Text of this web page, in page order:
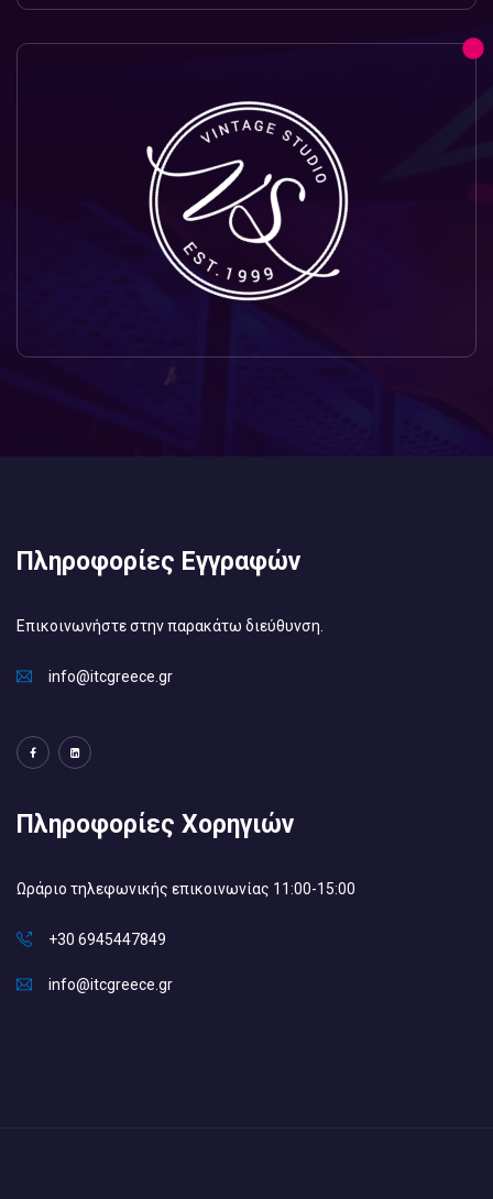
Πληροφορίες Εγγραφών
Επικοινωνήστε στην παρακάτω διεύθυνση.
info@itcgreece.gr
Πληροφορίες Χορηγιών
Ωράριο τηλεφωνικής επικοινωνίας 11:00-15:00
+30 6945447849
info@itcgreece.gr